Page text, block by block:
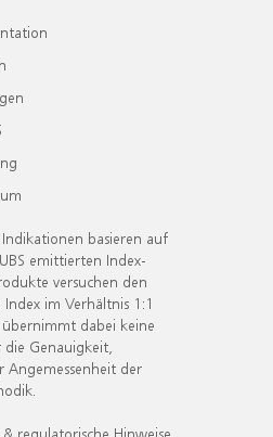
basieren auf
emittierten Index-
versuchen den
im Verhältnis 1:1
dabei keine
Genauigkeit,
Angemessenheit der